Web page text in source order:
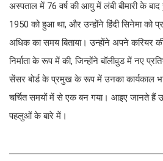
अस्पताल में 76 वर्ष की आयु में लंबी बीमारी के
1950 को हुआ था, और उन्होंने हिंदी सिनेमा को
अधिक का समय बिताया। उन्होंने अपने करियर
निर्माता के रूप में की, जिन्होंने बॉलीवुड में नए
सेंसर बोर्ड के प्रमुख के रूप में उनका कार्यकाल
चर्चित समयों में से एक बन गया। आइए जानते हैं
पहलुओं के बारे में।